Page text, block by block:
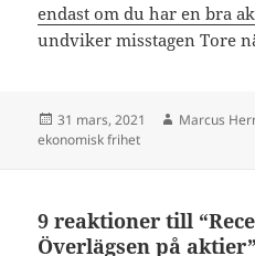
endast om du har en bra
undviker misstagen Tore
Postat
31 mars, 2021 Författare
Marcus
ekonomisk frihet
9 reaktioner till
Överlägsen på aktier”